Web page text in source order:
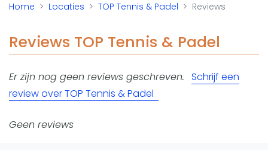
Banenbouwers
Reserveringssystemen
Toevoegen data
Laatste updates
Padel
Home Locaties TOP Tennis & Padel Reviews
Reviews TOP Tennis & Padel
Er zijn nog geen reviews geschreven. Schrijf een
review over TOP Tennis & Padel
Geen reviews